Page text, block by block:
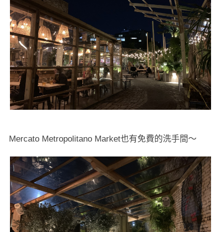
Mercato Metropolitano Market也有免費的洗手間～